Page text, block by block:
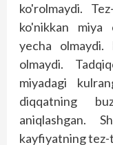
ko'rolmaydi.
ko'nikkan miya
yecha
olmaydi.
miyadagi
diqqatning
aniqlashgan.
kayfiyatning tez-